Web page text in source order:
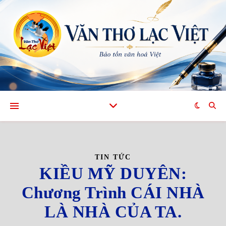
TIN TỨC
KIỀU MỸ DUYÊN:
Chương Trình CÁI NHÀ
LÀ NHÀ CỦA TA.